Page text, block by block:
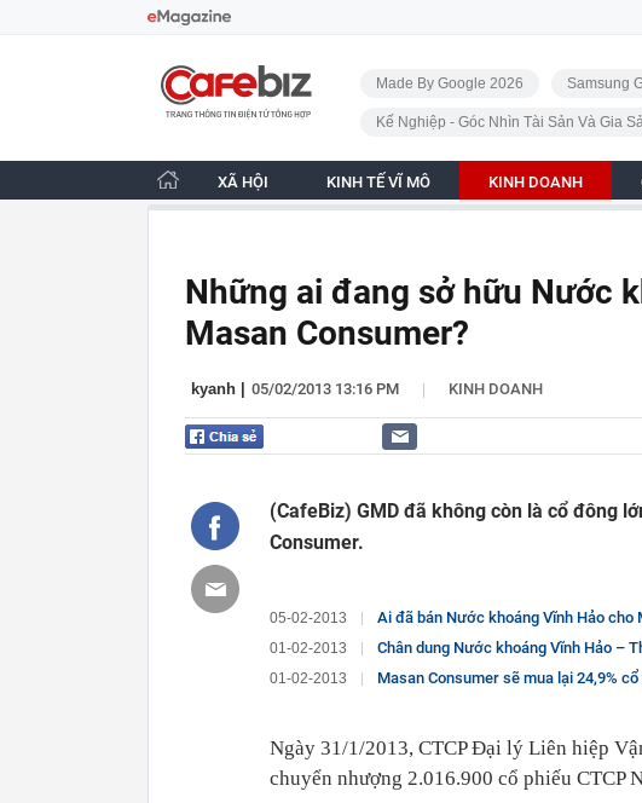
CafeBiz - Trang chủ
Made By Google 2026 Samsung
Kế Nghiệp - Góc Nhìn Tài Sản Và Gia
XÃ HỘI KINH TẾ VĨ MÔ KINH DOANH
Những ai đang sở hữu Nước
Masan Consumer?
kyanh 05/02/2013 13:16 PM | KINH DOANH
(CafeBiz) GMD đã không còn là cổ đông
Consumer.
05-02-2013 Ai đã bán Nước khoáng Vĩnh Hảo cho
01-02-2013 Chân dung Nước khoáng Vĩnh Hảo –
01-02-2013 Masan Consumer sẽ mua lại 24,9%
Ngày 31/1/2013, CTCP Đại lý Liên hiệp
chuyển nhượng 2.016.900 cổ phiếu CTCP